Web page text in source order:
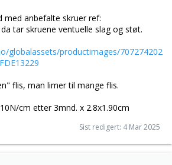
med anbefalte skruer ref:
tar skruene ventuelle slag og støt.
globalassets/productimages/707274202
flis, man limer til mange flis.
cm etter 3mnd. x 2.8x1.90cm
Sist redigert: 4 Mar 2025